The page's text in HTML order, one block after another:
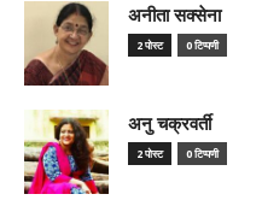
अनीता सक्सेना
2 पोस्ट 0 टिप्पणी
अनु चक्रवर्ती
2 पोस्ट 0 टिप्पणी